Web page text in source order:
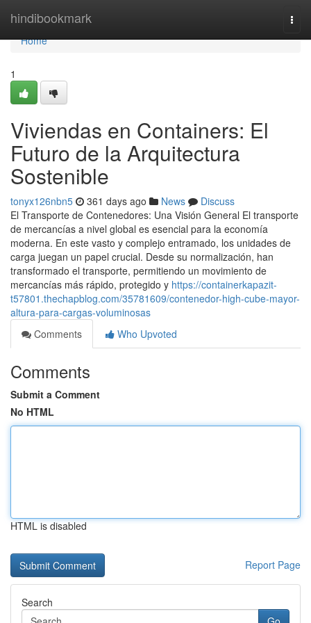
hindibookmark
Home
Home
1
Viviendas en Containers: El
Futuro de la Arquitectura
Sostenible
tonyx126nbn5 361 days ago News
Discuss
El Transporte de Contenedores: Una Visión General El transporte
de mercancías a nivel global es esencial para la economía
moderna. En este vasto y complejo entramado, los unidades de
carga juegan un papel crucial. Desde su normalización, han
transformado el transporte, permitiendo un movimiento de
mercancías más rápido, protegido y https://containerkapazit-
t57801.thechapblog.com/35781609/contenedor-high-cube-mayor-
altura-para-cargas-voluminosas
Comments
Who Upvoted
Comments
Submit a Comment
No HTML
HTML is disabled
Report Page
Search